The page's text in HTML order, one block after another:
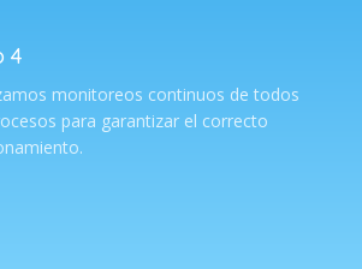
4
monitoreos continuos de todos
para garantizar el correcto